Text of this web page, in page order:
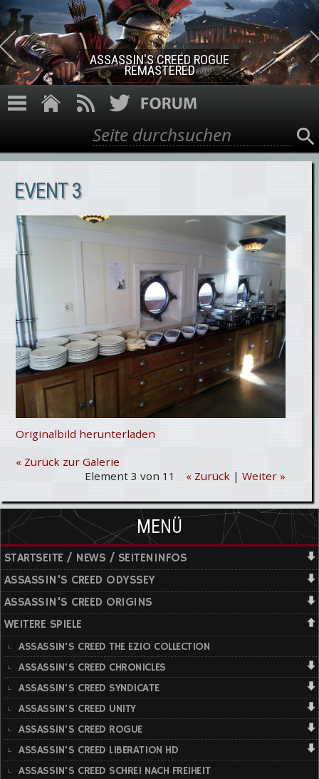
Direkt zum Inhalt
ASSASSIN'S CREED ROGUE
REMASTERED
Suchformular
Suche
EVENT 3
Originalbild herunterladen
« Zurück zur Galerie
Element 3 von 11
« Zurück| Weiter »
MENÜ
STARTSEITE / NEWS / SEITENINFOS
ASSASSIN'S CREED ODYSSEY
ASSASSIN'S CREED ORIGINS
WEITERE SPIELE
ASSASSIN'S CREED THE EZIO COLLECTION
ASSASSIN'S CREED CHRONICLES
ASSASSIN'S CREED SYNDICATE
ASSASSIN'S CREED UNITY
ASSASSIN'S CREED ROGUE
ASSASSIN'S CREED LIBERATION HD
ASSASSIN'S CREED SCHREI NACH FREIHEIT